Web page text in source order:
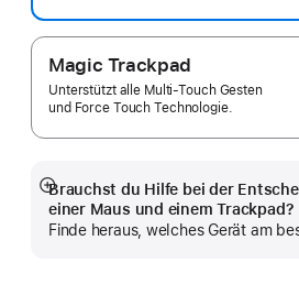
Magic Trackpad
Unterstützt alle Multi‑Touch Gesten
und Force Touch Technologie.
Brauchst du Hilfe bei der
einer Maus und einem Trackpad?
Finde heraus, welches Gerät am
Mehr
anzeigen